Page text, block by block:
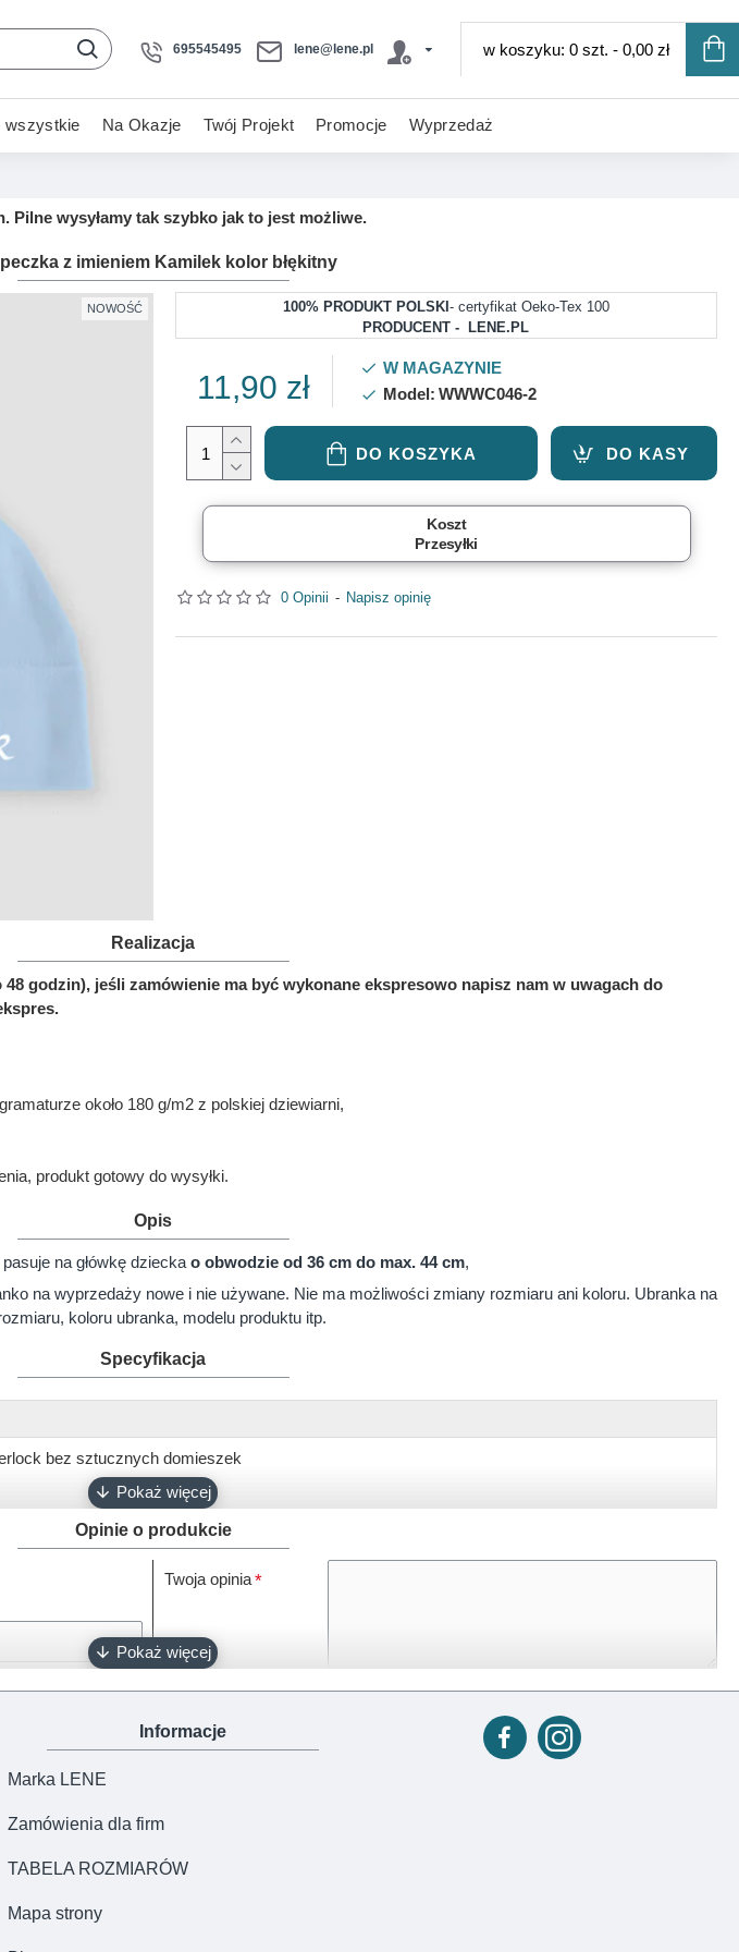
695545495 lene@lene.pl w koszyku: 0 szt. - 0,00 zł
wszystkie Na Okazje Twój Projekt Promocje Wyprzedaż
Pilne wysyłamy tak szybko jak to jest możliwe.
z imieniem Kamilek kolor błękitny
NOWOŚĆ 100% PRODUKT POLSKI - certyfikat Oeko-Tex 100
PRODUCENT - LENE.PL
0 Opinii - Napisz opinię
11,90 zł
W MAGAZYNIE
Model: WWWC046-2
DO KOSZYKA DO KASY
Koszt
Przesyłki
Realizacja
godzin), jeśli zamówienie ma być wykonane ekspresowo napisz nam w uwagach do
około 180 g/m2 z polskiej dziewiarni,
produkt gotowy do wysyłki.
Opis
na główkę dziecka o obwodzie od 36 cm do max. 44 cm,
na wyprzedaży nowe i nie używane. Nie ma możliwości zmiany rozmiaru ani koloru. Ubranka na
koloru ubranka, modelu produktu itp.
Specyfikacja
bez sztucznych domieszek
Opinie o produkcie
Twoja opinia
Informacje
Marka LENE
Zamówienia dla firm
TABELA ROZMIARÓW
Mapa strony